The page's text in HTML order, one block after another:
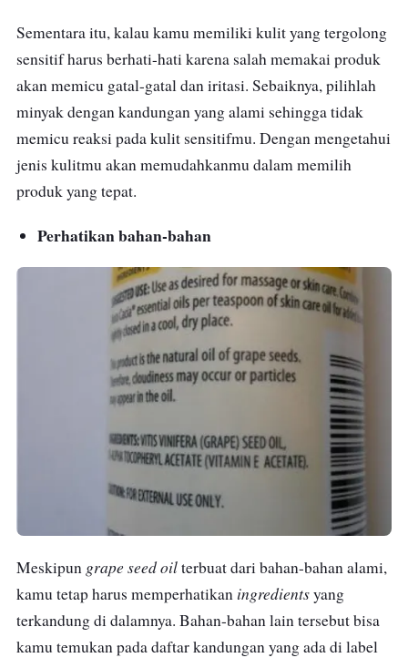
Sementara itu, kalau kamu memiliki kulit yang tergolong
sensitif harus berhati-hati karena salah memakai produk
akan memicu gatal-gatal dan iritasi. Sebaiknya, pilihlah
minyak dengan kandungan yang alami sehingga tidak
memicu reaksi pada kulit sensitifmu. Dengan mengetahui
jenis kulitmu akan memudahkanmu dalam memilih
produk yang tepat.
Perhatikan bahan-bahan
Meskipun grape seed oilterbuat dari bahan-bahan alami,
kamu tetap harus memperhatikan ingredientsyang
terkandung di dalamnya. Bahan-bahan lain tersebut bisa
kamu temukan pada daftar kandungan yang ada di label